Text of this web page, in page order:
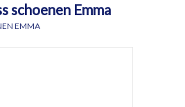
schoenen Emma
EMMA